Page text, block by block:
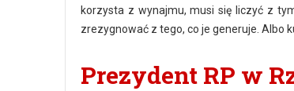
korzysta z wynajmu, musi się liczyć z
zrezygnować z tego, co je generuje. Albo
Prezydent RP w